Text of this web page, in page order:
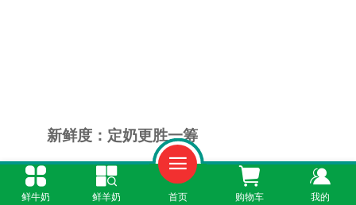
新鲜度：定奶更胜一筹
定奶通常由本地牧场直供，采用冷链运输，
鲜牛奶 鲜羊奶 首页 购物车 我的